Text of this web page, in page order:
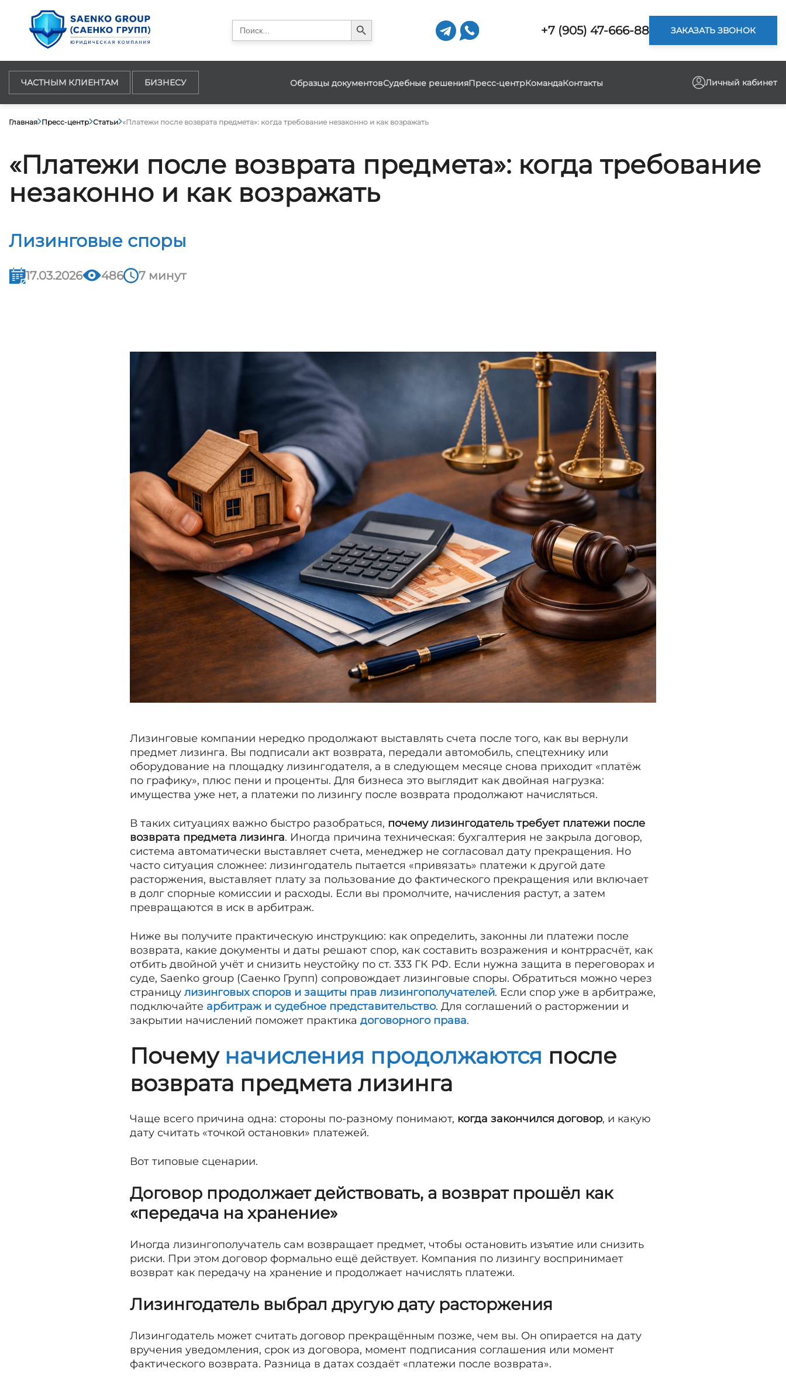
Search
for:
Search Button
+7 (905) 47-666-88 ЗАКАЗАТЬ ЗВОНОК
ЧАСТНЫМ КЛИЕНТАМ БИЗНЕСУ Образцы документовСудебные решенияПресс-центрКомандаКонтакты Личный кабинет
Главная Пресс-центр Статьи «Платежи после возврата предмета»: когда требование незаконно и как возражать
«Платежи после возврата предмета»: когда требование
незаконно и как возражать
Лизинговые споры
17.03.2026 486 7 минут
Лизинговые компании нередко продолжают выставлять счета после того, как вы вернули
предмет лизинга. Вы подписали акт возврата, передали автомобиль, спецтехнику или
оборудование на площадку лизингодателя, а в следующем месяце снова приходит «платёж
по графику», плюс пени и проценты. Для бизнеса это выглядит как двойная нагрузка:
имущества уже нет, а платежи по лизингу после возврата продолжают начисляться.
В таких ситуациях важно быстро разобраться, почему лизингодатель требует платежи после
возврата предмета лизинга. Иногда причина техническая: бухгалтерия не закрыла договор,
система автоматически выставляет счета, менеджер не согласовал дату прекращения. Но
часто ситуация сложнее: лизингодатель пытается «привязать» платежи к другой дате
расторжения, выставляет плату за пользование до фактического прекращения или включает
в долг спорные комиссии и расходы. Если вы промолчите, начисления растут, а затем
превращаются в иск в арбитраж.
Ниже вы получите практическую инструкцию: как определить, законны ли платежи после
возврата, какие документы и даты решают спор, как составить возражения и контррасчёт, как
отбить двойной учёт и снизить неустойку по ст. 333 ГК РФ. Если нужна защита в переговорах и
суде, Saenko group (Саенко Групп) сопровождает лизинговые споры. Обратиться можно через
страницу лизинговых споров и защиты прав лизингополучателей. Если спор уже в арбитраже,
подключайте арбитраж и судебное представительство. Для соглашений о расторжении и
закрытии начислений поможет практика договорного права.
Почему начисления продолжаются после
возврата предмета лизинга
Чаще всего причина одна: стороны по-разному понимают, когда закончился договор, и какую
дату считать «точкой остановки» платежей.
Вот типовые сценарии.
Договор продолжает действовать, а возврат прошёл как
«передача на хранение»
Иногда лизингополучатель сам возвращает предмет, чтобы остановить изъятие или снизить
риски. При этом договор формально ещё действует. Компания по лизингу воспринимает
возврат как передачу на хранение и продолжает начислять платежи.
Лизингодатель выбрал другую дату расторжения
Лизингодатель может считать договор прекращённым позже, чем вы. Он опирается на дату
вручения уведомления, срок из договора, момент подписания соглашения или момент
фактического возврата. Разница в датах создаёт «платежи после возврата».